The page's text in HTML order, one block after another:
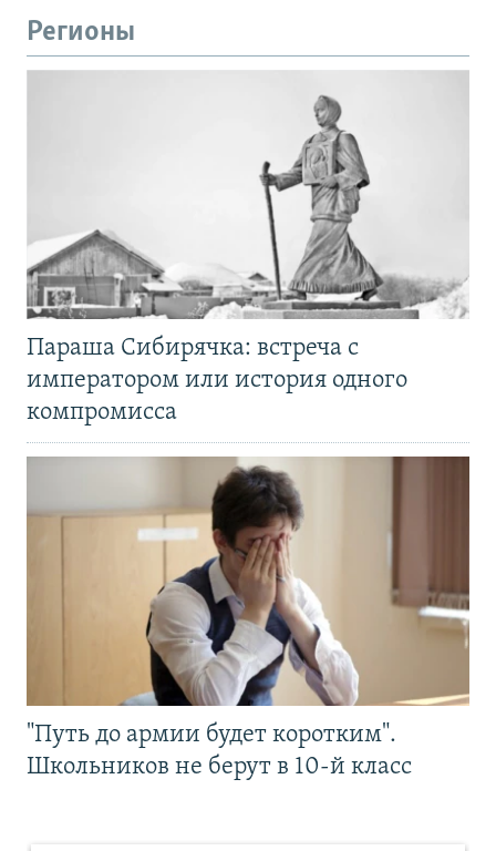
Регионы
Параша Сибирячка: встреча с
императором или история одного
компромисса
"Путь до армии будет коротким".
Школьников не берут в 10-й класс